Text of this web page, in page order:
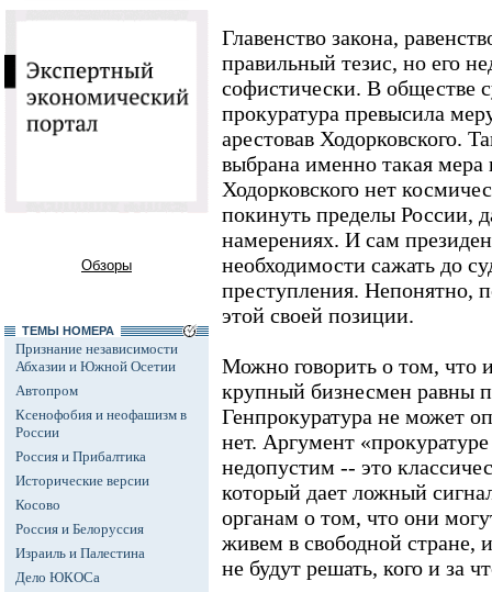
Обзоры
ТЕМЫ НОМЕРА
Признание независимости
Абхазии и Южной Осетии
Автопром
Ксенофобия и неофашизм в
России
Россия и Прибалтика
Исторические версии
Косово
Россия и Белоруссия
Израиль и Палестина
Дело ЮКОСа
Главенство закона,
правильный тезис, но его
софистически. В обществе
прокуратура превысила
арестовав Ходорковского.
выбрана именно такая мера
Ходорковского нет
покинуть пределы России,
намерениях. И сам
необходимости сажать до
преступления. Непонятно,
этой своей позиции.
Можно говорить о том, что
крупный бизнесмен равны
Генпрокуратура не может
нет. Аргумент
недопустим -- это
который дает ложный
органам о том, что они
живем в свободной стране,
не будут решать, кого и за